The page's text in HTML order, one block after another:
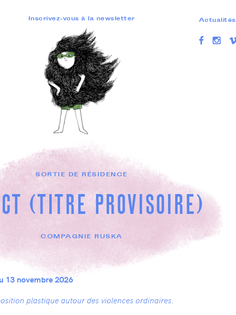
Inscrivez-vous à la newsletter Actualités
SORTIE DE RÉSIDENCE
(TITRE PROVISOIRE)
COMPAGNIE RUSKA
13 novembre 2026
plastique autour des violences ordinaires.